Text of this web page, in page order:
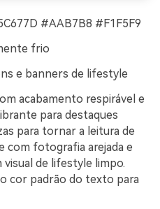
#AAB7B8 #F1F5F9
frio
e banners de lifestyle
acabamento respirável e
para destaques
para tornar a leitura de
com fotografia arejada e
de lifestyle limpo.
cor padrão do texto para